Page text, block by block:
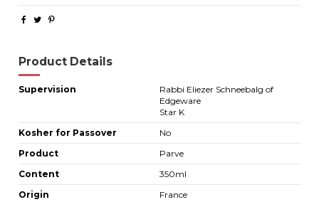
Product Details
Supervision
Rabbi Eliezer Schneebalg of
Edgeware
Star K
Kosher for Passover
No
Product
Parve
Content
350ml
Origin
France